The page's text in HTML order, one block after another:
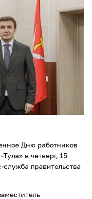
Дню работников
в четверг, 15
правительства